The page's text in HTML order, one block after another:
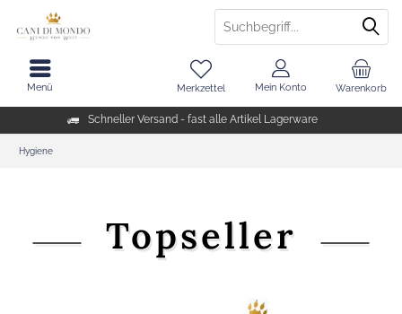
Schneller Versand - fast alle Artikel Lagerware
Warenkorb
Merkzettel Mein Konto
Menü
Hygiene
Topseller